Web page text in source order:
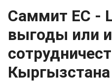
Саммит ЕС -
выгоды или
Кыргызстана